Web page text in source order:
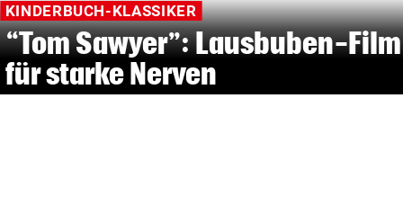
KINDERBUCH-KLASSIKER
“Tom Sawyer”: Lausbuben-Film
für starke Nerven